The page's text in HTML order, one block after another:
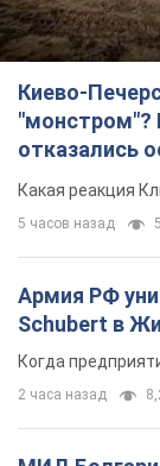
Киево-
"монстром"?
отказались
небоскреба
Какая реакция
5 часов назад
Армия РФ
Schubert в
Когда
2 часа назад